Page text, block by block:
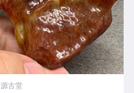
源古堂